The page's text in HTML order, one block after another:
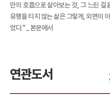
만의 호흡으로 살아보는 것, 그 느린 걸
유행을 타지 않는 삶은 그렇게, 외면이
었다.” _ 본문에서
연관도서